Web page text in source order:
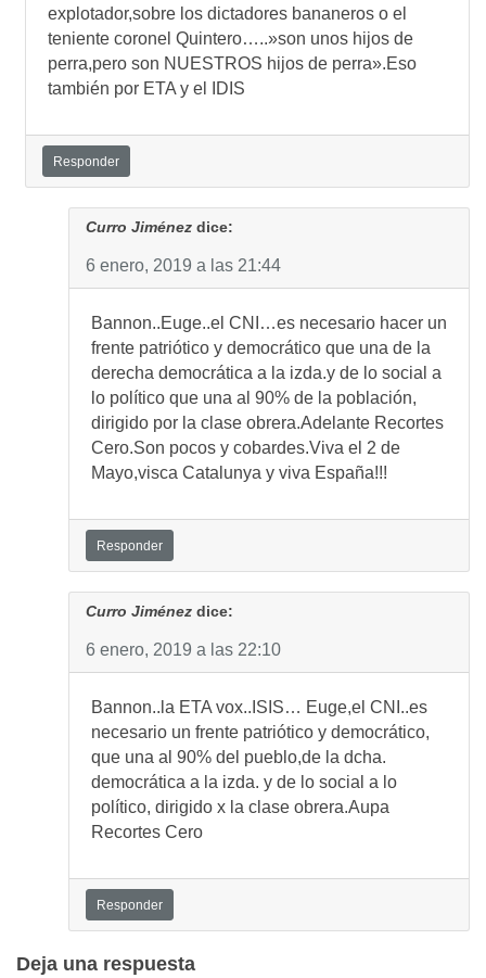
explotador,sobre los dictadores bananeros o el
teniente coronel Quintero…..»son unos hijos de
perra,pero son NUESTROS hijos de perra».Eso
también por ETA y el IDIS
Responder
Curro Jiménez dice:
6 enero, 2019 a las 21:44
Bannon..Euge..el CNI…es necesario hacer un
frente patriótico y democrático que una de la
derecha democrática a la izda.y de lo social a
lo político que una al 90% de la población,
dirigido por la clase obrera.Adelante Recortes
Cero.Son pocos y cobardes.Viva el 2 de
Mayo,visca Catalunya y viva España!!!
Responder
Curro Jiménez dice:
6 enero, 2019 a las 22:10
Bannon..la ETA vox..ISIS… Euge,el CNI..es
necesario un frente patriótico y democrático,
que una al 90% del pueblo,de la dcha.
democrática a la izda. y de lo social a lo
político, dirigido x la clase obrera.Aupa
Recortes Cero
Responder
Deja una respuesta